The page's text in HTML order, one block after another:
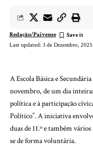
Last updated: 3 de Dezembro, 2025
Redação/Paivense
A Escola Básica e
novembro, de um dia
política e à participação
Político”. A iniciativa
duas de 11.º e também
se de forma voluntária.